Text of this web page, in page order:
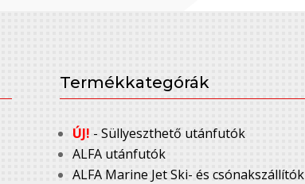
Termékkategórák
ÚJ! - Süllyeszthető utánfutók
ALFA utánfutók
ALFA Marine Jet Ski- és csónakszállítók